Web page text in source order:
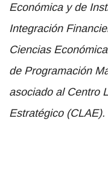
Económica y de
Integración
Ciencias
de Programación
asociado al Centro
Estratégico (CLAE).